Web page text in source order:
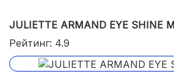
JULIETTE ARMAND EYE SHINE
Рейтинг: 4.9